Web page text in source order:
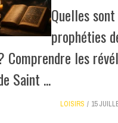
Quelles
prophéties
Comprendre les
Saint ...
LOISIRS 15